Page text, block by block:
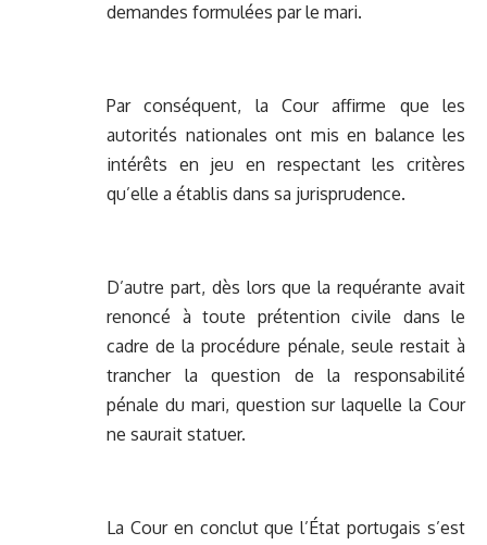
demandes formulées par le mari.
Par conséquent, la Cour affirme que les
autorités nationales ont mis en balance les
intérêts en jeu en respectant les critères
qu’elle a établis dans sa jurisprudence.
D’autre part, dès lors que la requérante avait
renoncé à toute prétention civile dans le
cadre de la procédure pénale, seule restait à
trancher la question de la responsabilité
pénale du mari, question sur laquelle la Cour
ne saurait statuer.
La Cour en conclut que l’État portugais s’est